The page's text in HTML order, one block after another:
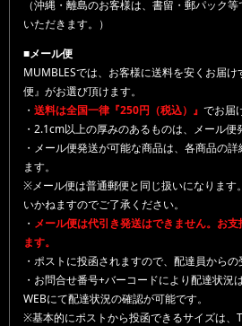
（沖縄・離島のお客様は、書留・郵パック
いただきます。）
■メール便
MUMBLESでは、お客様に送料を安くお届
便』がお選び頂けます。
・ 送料は全国一律『250円（税込）』 でお届
・2.1cm以上の厚みのあるものは、メール便
・メール便発送が可能な商品は、各商品の
ます。
※メール便は普通郵便と同じ扱いになります
いかねますのでご了承ください。
・ メール便は代引き発送はできません。お
ます。
・ポストに投函されますので、配達員からの
・お問合せ番号+バーコードにより配達状況
WEBにて配達状況の確認が可能です。
※基本的にポストから投函できるサイズは、